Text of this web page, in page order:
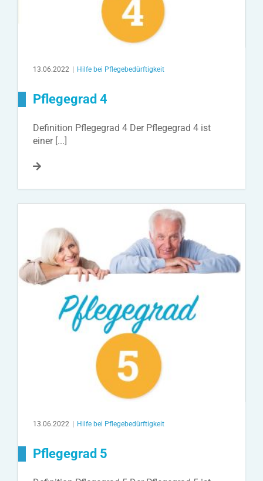
13.06.2022 Hilfe bei Pflegebedürftigkeit
Pflegegrad 4
Definition Pflegegrad 4 Der Pflegegrad 4 ist
einer [...]
13.06.2022 Hilfe bei Pflegebedürftigkeit
Pflegegrad 5